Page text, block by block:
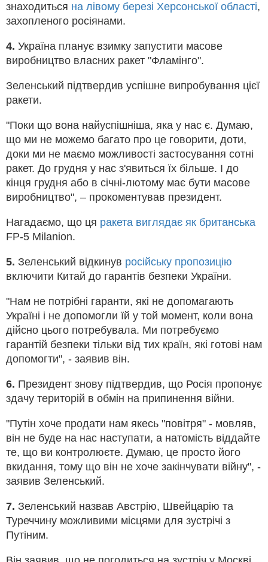
знаходиться на лівому березі Херсонської області,
захопленого росіянами.
4. Україна планує взимку запустити масове
виробництво власних ракет "Фламінго".
Зеленський підтвердив успішне випробування цієї
ракети.
"Поки що вона найуспішніша, яка у нас є. Думаю,
що ми не можемо багато про це говорити, доти,
доки ми не маємо можливості застосування сотні
ракет. До грудня у нас з'явиться їх більше. І до
кінця грудня або в січні-лютому має бути масове
виробництво", – прокоментував президент.
Нагадаємо, що ця ракета виглядає як британська
FP-5 Milanion.
5. Зеленський відкинув російську пропозицію
включити Китай до гарантів безпеки України.
"Нам не потрібні гаранти, які не допомагають
Україні і не допомогли їй у той момент, коли вона
дійсно цього потребувала. Ми потребуємо
гарантій безпеки тільки від тих країн, які готові нам
допомогти", - заявив він.
6. Президент знову підтвердив, що Росія пропонує
здачу територій в обмін на припинення війни.
"Путін хоче продати нам якесь "повітря" - мовляв,
він не буде на нас наступати, а натомість віддайте
те, що ви контролюєте. Думаю, це просто його
вкидання, тому що він не хоче закінчувати війну", -
заявив Зеленський.
7. Зеленський назвав Австрію, Швейцарію та
Туреччину можливими місцями для зустрічі з
Путіним.